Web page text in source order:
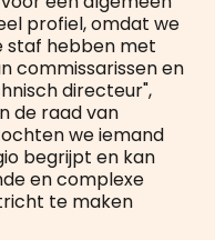
profiel, omdat we
staf hebben met
commissarissen en
directeur",
de raad van
we iemand
begrijpt en kan
en complexe
te maken